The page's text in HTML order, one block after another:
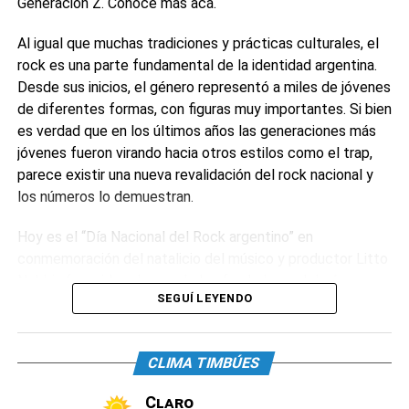
mío bien”,sostuvo.
Luego agregó:“Es una época jodida para hablar de
política. Creen que porque decís esto, pensás aquello.
Pero yo pienso que hay que hablar igual”.
Respecto a su relación con el streamer opositor, aseguró:
“Estoy enamorada, Susana, ¿qué te voy a decir? He tenido
novios fantásticos y él es el amor de mi vida. Es
espectacular. Estoy pasando un momento relindo”.
Al igual que muchas tradiciones y prácticas culturales, el
rock es una parte fundamental de la identidad argentina.
Desde sus inicios, el género representó a miles de jóvenes
de diferentes formas, con figuras muy importantes. Si bien
es verdad que en los últimos años las generaciones más
jóvenes fueron virando hacia otros estilos como el trap,
parece existir una nueva revalidación del rock nacional y
los números lo demuestran.
Hoy es el “Día Nacional del Rock argentino” en
Nebbia (considerado uno de los fundadores del género en
el país junto a Los Gatos). Por eso, Spotify Argentina
reproducciones durante los últimos cinco años, impulsado
SEGUÍ LEYENDO
CLIMA TIMBÚES
Claro